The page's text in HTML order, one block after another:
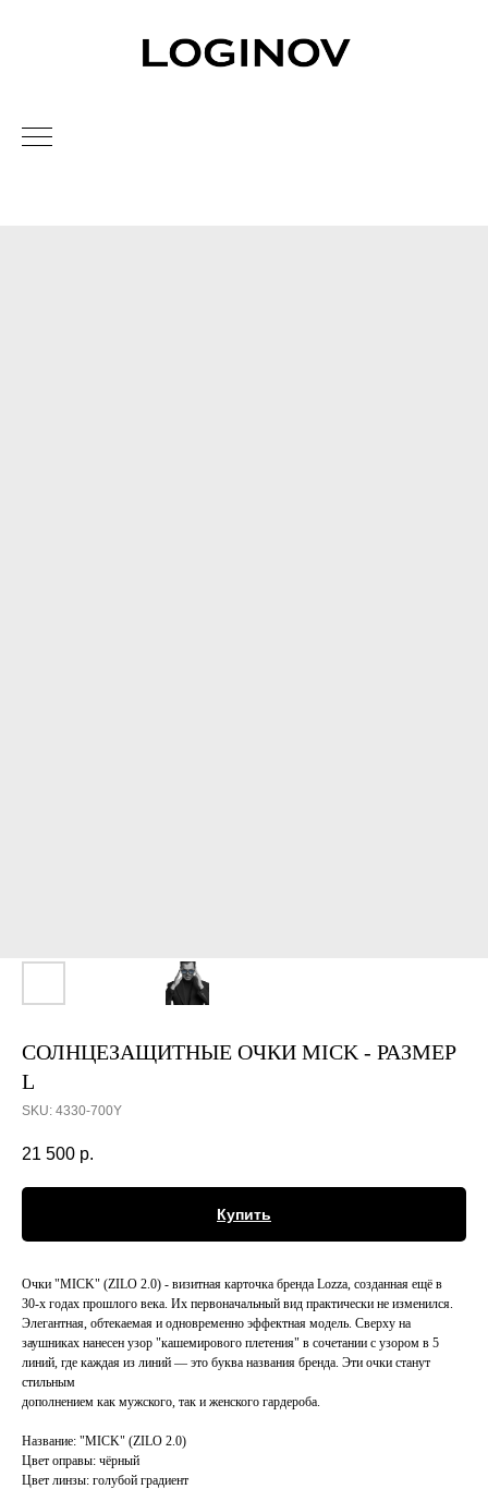
СОЛНЦЕЗАЩИТНЫЕ ОЧКИ MICK - РАЗМЕР
L
SKU: 4330-700Y
21 500 р.
Купить
Очки "MICK" (ZILO 2.0) - визитная карточка бренда Lozza, созданная ещё в
30-х годах прошлого века. Их первоначальный вид практически не изменился.
Элегантная, обтекаемая и одновременно эффектная модель. Сверху на
заушниках нанесен узор "кашемирового плетения" в сочетании с узором в 5
линий, где каждая из линий — это буква названия бренда. Эти очки станут
стильным
дополнением как мужского, так и женского гардероба.
Название: "MICK" (ZILO 2.0)
Цвет оправы: чёрный
Цвет линзы: голубой градиент